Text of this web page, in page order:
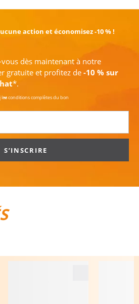
action et économisez -10 % !
dès maintenant à notre
gratuite et profitez de -10 % sur
*.
les conditions complètes du bon
S’INSCRIRE